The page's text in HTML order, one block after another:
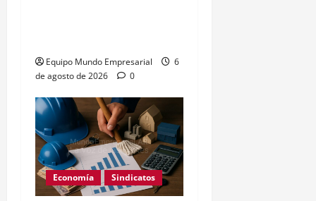
Equipo Mundo Empresarial
6
de agosto de 2026
0
Economía Sindicatos